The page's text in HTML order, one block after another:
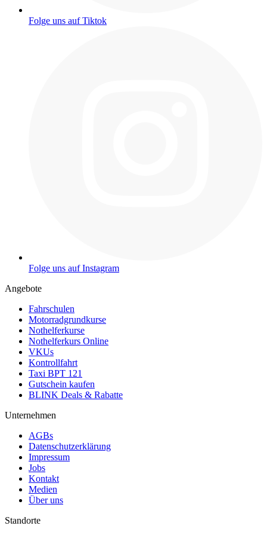
Folge uns auf Tiktok
Folge uns auf Instagram
Angebote
Fahrschulen
Motorradgrundkurse
Nothelferkurse
Nothelferkurs Online
VKUs
Kontrollfahrt
Taxi BPT 121
Gutschein kaufen
BLINK Deals & Rabatte
Unternehmen
AGBs
Datenschutzerklärung
Impressum
Jobs
Kontakt
Medien
Über uns
Standorte